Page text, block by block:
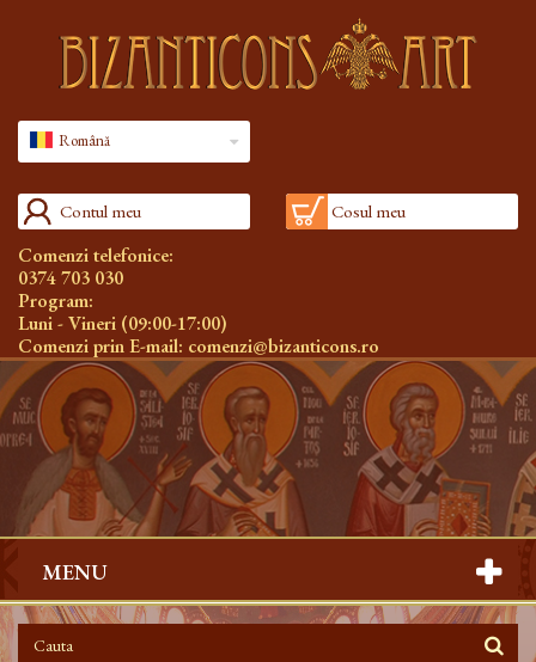
Română
Contul meu Cosul meu
Comenzi telefonice:
0374 703 030
Program:
Luni - Vineri (09:00-17:00)
Comenzi prin E-mail: comenzi@bizanticons.ro
MENU